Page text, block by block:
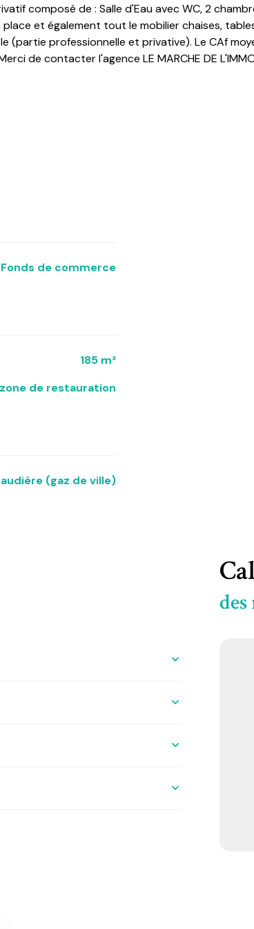
composé de : Salle d'Eau avec WC, 2
et également tout le mobilier chaises,
(partie professionnelle et privative). Le CAf
de contacter l'agence LE MARCHE DE
Fonds de commerce
185 m²
zone de restauration
(gaz de ville)
60 m²
40 m²
18 m²